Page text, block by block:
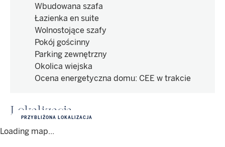
Wbudowana szafa
Łazienka en suite
Wolnostojące szafy
Pokój gościnny
Parking zewnętrzny
Okolica wiejska
Ocena energetyczna domu: CEE w trakcie
Lokalizacja
Loading map...
PRZYBLIŻONA LOKALIZACJA